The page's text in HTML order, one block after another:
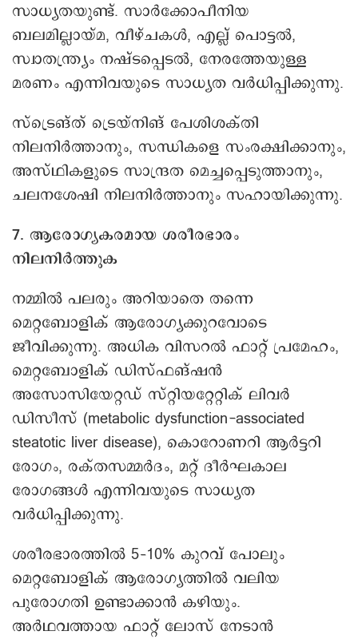
സാധ്യതയുണ്ട്. സാർക്കോപീനിയ
ബലമില്ലായ്മ, വീഴ്ചകൾ, എല്ല് പൊട്ടൽ,
സ്വാതന്ത്ര്യം നഷ്ടപ്പെടൽ, നേരത്തേയുള്ള
മരണം എന്നിവയുടെ സാധ്യത വർധിപ്പിക്കുന്നു.
സ്ട്രെങ്ത് ട്രെയ്നിങ് പേശിശക്തി
നിലനിർത്താനും, സന്ധികളെ സംരക്ഷിക്കാനും,
അസ്ഥികളുടെ സാന്ദ്രത മെച്ചപ്പെടുത്താനും,
ചലനശേഷി നിലനിർത്താനും സഹായിക്കുന്നു.
7. ആരോഗ്യകരമായ ശരീരഭാരം
നിലനിർത്തുക
നമ്മിൽ പലരും അറിയാതെ തന്നെ
മെറ്റബോളിക് ആരോഗ്യക്കുറവോടെ
ജീവിക്കുന്നു. അധിക വിസറൽ ഫാറ്റ് പ്രമേഹം,
മെറ്റബോളിക് ഡിസ്ഫങ്ഷൻ
അസോസിയേറ്റഡ് സ്റ്റിയറ്റേറ്റിക് ലിവർ
‍ഡിസീസ് (metabolic dysfunction-associated
steatotic liver disease), കൊറോണറി ആർട്ടറി
രോഗം, രക്തസമ്മർദം, മറ്റ് ദീർഘകാല
രോഗങ്ങൾ എന്നിവയുടെ സാധ്യത
വർധിപ്പിക്കുന്നു.
ശരീരഭാരത്തിൽ 5–10% കുറവ് പോലും
മെറ്റബോളിക് ആരോഗ്യത്തിൽ വലിയ
പുരോഗതി ഉണ്ടാക്കാൻ കഴിയും.
അർഥവത്തായ ഫാറ്റ് ലോസ് നേടാൻ